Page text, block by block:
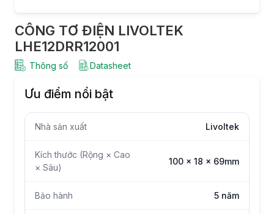
CÔNG TƠ ĐIỆN LIVOLTEK
LHE12DRR12001
Thông số Datasheet
Ưu điểm nổi bật
Nhà sản xuất Livoltek
Kích thước (Rộng × Cao
× Sâu)
100 x 18 x 69mm
Bảo hành 5 năm